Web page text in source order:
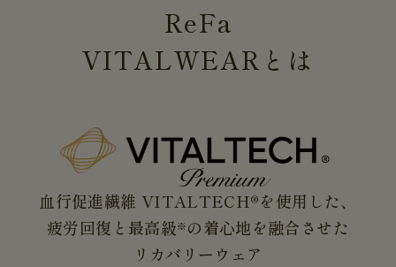
ReFa
VITALWEAR とは
血行促進繊維 VITALTECH®を使用した、
疲労回復と最高級※ の着心地を融合させた
リカバリーウェア